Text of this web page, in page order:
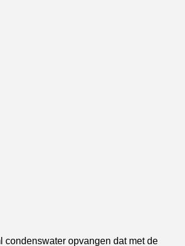
condenswater opvangen dat met de